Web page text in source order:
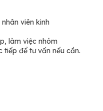
viên kinh
làm việc nhóm
tiếp để tư vấn nếu cần.